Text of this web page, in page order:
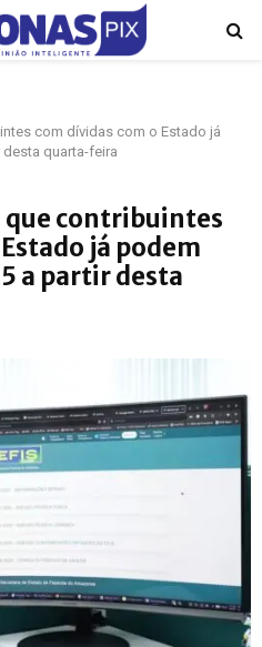
com dívidas com o Estado já
quarta-feira
que contribuintes
já podem
a partir desta